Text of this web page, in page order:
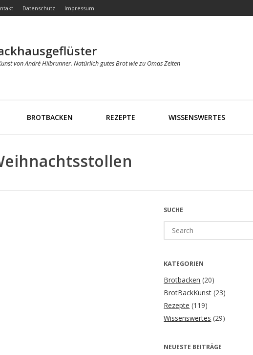
Datenschutz Impressum
von André Hilbrunner. Natürlich gutes Brot wie zu Omas Zeiten
BROTBACKEN REZEPTE WISSENSWERTES
SUCHE
for:
KATEGORIEN
Brotbacken (20)
BrotBackKunst (23)
Rezepte (119)
Wissenswertes (29)
NEUESTE BEITRÄGE